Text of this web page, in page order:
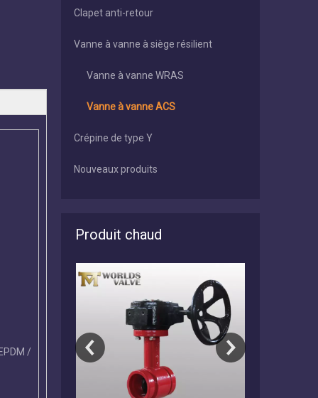
/
Clapet anti-retour
Vanne à vanne à siège résilient
Vanne à vanne WRAS
Vanne à vanne ACS
Crépine de type Y
Nouveaux produits
Produit chaud